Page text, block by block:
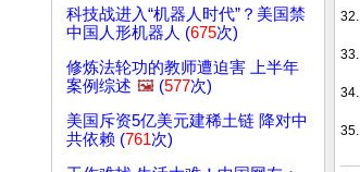
科技战进入“机器人时代”？美国禁
中国人形机器人 (675次)
修炼法轮功的教师遭迫害 上半年
案例综述 🖼️ (577次)
美国斥资5亿美元建稀土链 降对中
共依赖 (761次)
32.
33.
34.
35.